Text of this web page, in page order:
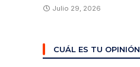
Julio 29, 2026
CUÁL ES TU OPINIÓN